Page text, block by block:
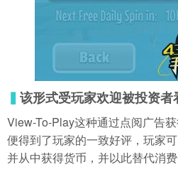
▍该形式受玩家欢迎被投资者
View-To-Play这种通过点阅广告
便得到了玩家的一致好评，玩家
并从中获得货币，并以此替代消费